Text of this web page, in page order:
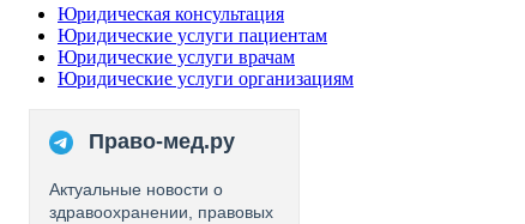
Юридическая консультация
Юридические услуги пациентам
Юридические услуги врачам
Юридические услуги организациям
Право-мед.ру
Актуальные новости о
здравоохранении, правовых